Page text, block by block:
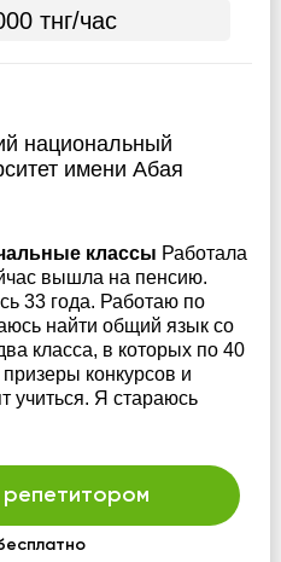
тнг/час
национальный
имени Абая
классы Работала
вышла на пенсию.
33 года. Работаю по
найти общий язык со
класса, в которых по 40
конкурсов и
учиться. Я стараюсь
репетитором